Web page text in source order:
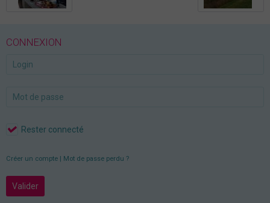
CONNEXION
Rester connecté
Créer un compte Mot de passe perdu ?
Valider